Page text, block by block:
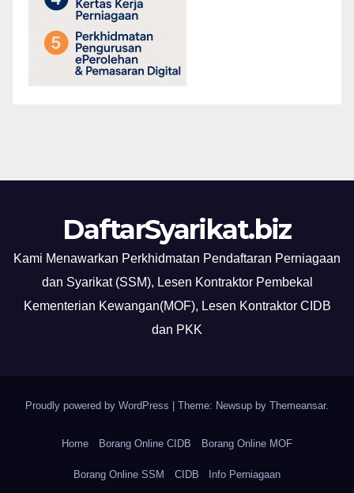
DaftarSyarikat.biz
Kami Menawarkan Perkhidmatan Pendaftaran Perniagaan
dan Syarikat (SSM), Lesen Kontraktor Pembekal
Kementerian Kewangan(MOF), Lesen Kontraktor CIDB
dan PKK
Proudly powered by WordPress | Theme: Newsup by Themeansar.
Home Borang Online CIDB Borang Online MOF
Borang Online SSM CIDB Info Perniagaan